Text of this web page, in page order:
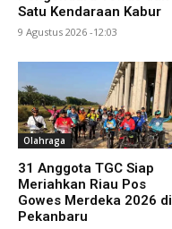
Satu Kendaraan Kabur
9 Agustus 2026 -12:03
Olahraga
31 Anggota TGC Siap
Meriahkan Riau Pos
Gowes Merdeka 2026 di
Pekanbaru